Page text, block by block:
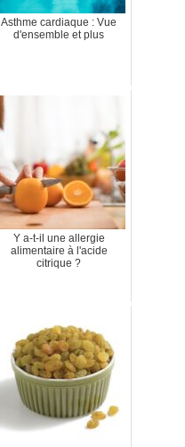
Asthme cardiaque : Vue
d'ensemble et plus
Y a-t-il une allergie
alimentaire à l'acide
citrique ?